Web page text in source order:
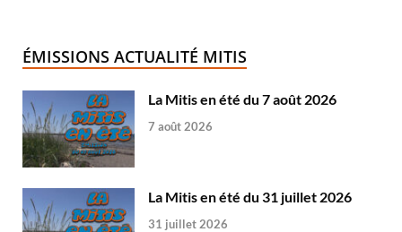
ÉMISSIONS ACTUALITÉ MITIS
La Mitis en été du 7 août 2026
7 août 2026
La Mitis en été du 31 juillet 2026
31 juillet 2026